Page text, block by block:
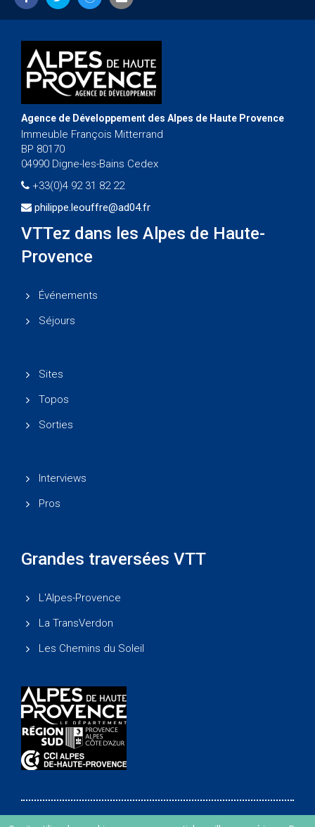
Agence de Développement des Alpes de Haute Provence
Immeuble François Mitterrand
BP 80170
04990 Digne-les-Bains Cedex
+33(0)4 92 31 82 22
philippe.leouffre@ad04.fr
VTTez dans les Alpes de Haute-
Provence
Événements
Séjours
Sites
Topos
Sorties
Interviews
Pros
Grandes traversées VTT
L'Alpes-Provence
La TransVerdon
Les Chemins du Soleil